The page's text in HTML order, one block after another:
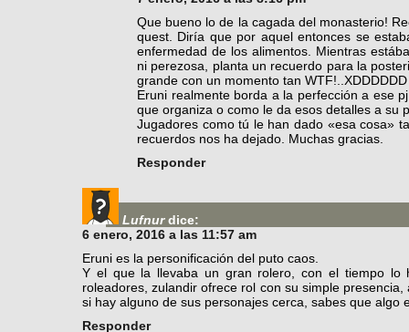
Que bueno lo de la cagada del monasterio!
quest. Diría que por aquel entonces se
enfermedad de los alimentos. Mientras
ni perezosa, planta un recuerdo para la
grande con un momento tan WTF!..XDDDDDD
Eruni realmente borda a la perfección a ese
que organiza o como le da esos detalles a su
Jugadores como tú le han dado «esa cosa»
recuerdos nos ha dejado. Muchas gracias.
Responder
Lufnur dice:
6 enero, 2016 a las 11:57 am
Eruni es la personificación del puto caos.
Y el que la llevaba un gran rolero, con el tiempo lo
roleadores, zulandir ofrece rol con su simple
si hay alguno de sus personajes cerca, sabes que algo
Responder